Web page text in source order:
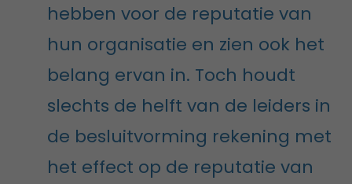
hebben voor de reputatie van
hun organisatie en zien ook het
belang ervan in. Toch houdt
slechts de helft van de leiders in
de besluitvorming rekening met
het effect op de reputatie van